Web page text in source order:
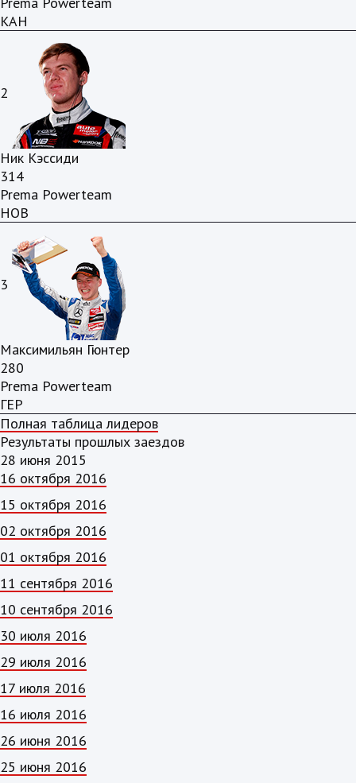
КАН
2
Ник Кэссиди
314
Prema Powerteam
НОВ
3
Максимильян Гюнтер
280
Prema Powerteam
ГЕР
Полная таблица лидеров
Результаты прошлых заездов
28 июня 2015
16 октября 2016
15 октября 2016
02 октября 2016
01 октября 2016
11 сентября 2016
10 сентября 2016
30 июля 2016
29 июля 2016
17 июля 2016
16 июля 2016
26 июня 2016
25 июня 2016